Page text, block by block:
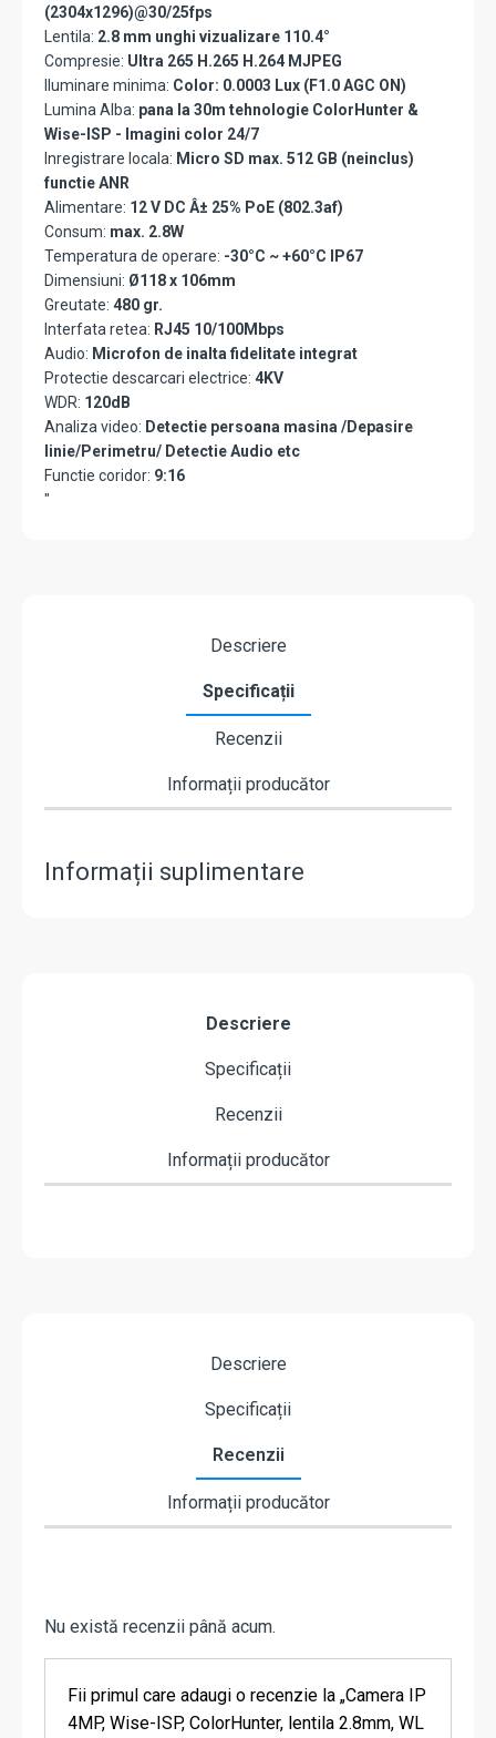
(2304x1296)@30/25fps
Lentila: 2.8 mm unghi vizualizare 110.4°
Compresie: Ultra 265 H.265 H.264 MJPEG
Iluminare minima: Color: 0.0003 Lux (F1.0 AGC ON)
Lumina Alba: pana la 30m tehnologie ColorHunter &
Wise-ISP - Imagini color 24/7
Inregistrare locala: Micro SD max. 512 GB (neinclus)
functie ANR
Alimentare: 12 V DC Â± 25% PoE (802.3af)
Consum: max. 2.8W
Temperatura de operare: -30°C ~ +60°C IP67
Dimensiuni: Ø118 x 106mm
Greutate: 480 gr.
Interfata retea: RJ45 10/100Mbps
Audio: Microfon de inalta fidelitate integrat
Protectie descarcari electrice: 4KV
WDR: 120dB
Analiza video: Detectie persoana masina /Depasire
linie/Perimetru/ Detectie Audio etc
Functie coridor: 9:16
"
Descriere
Specificații
Recenzii
Informații producător
Informații suplimentare
Descriere
Specificații
Recenzii
Informații producător
Descriere
Specificații
Recenzii
Informații producător
Nu există recenzii până acum.
Fii primul care adaugi o recenzie la „Camera IP
4MP, Wise-ISP, ColorHunter, lentila 2.8mm, WL